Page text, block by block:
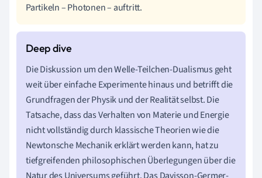
Partikeln – Photonen – auftritt.
Die Diskussion um den Welle-Teilchen-Dualismus geht
weit über einfache Experimente hinaus und betrifft die
Grundfragen der Physik und der Realität selbst. Die
Tatsache, dass das Verhalten von Materie und Energie
nicht vollständig durch klassische Theorien wie die
Newtonsche Mechanik erklärt werden kann, hat zu
tiefgreifenden philosophischen Überlegungen über die
Natur des Universums geführt. Das Davisson-Germer-